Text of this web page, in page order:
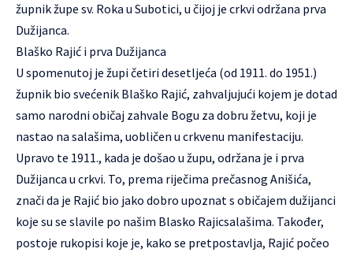
župnik župe sv. Roka u Subotici, u čijoj je crkvi održana prva
Dužijanca.
Blaško Rajić i prva Dužijanca
U spomenutoj je župi četiri desetljeća (od 1911. do 1951.)
župnik bio svećenik Blaško Rajić, zahvaljujući kojem je dotad
samo narodni običaj zahvale Bogu za dobru žetvu, koji je
nastao na salašima, uobličen u crkvenu manifestaciju.
Upravo te 1911., kada je došao u župu, održana je i prva
Dužijanca u crkvi. To, prema riječima prečasnog Anišića,
znači da je Rajić bio jako dobro upoznat s običajem dužijanci
koje su se slavile po našim Blasko Rajicsalašima. Također,
postoje rukopisi koje je, kako se pretpostavlja, Rajić počeo